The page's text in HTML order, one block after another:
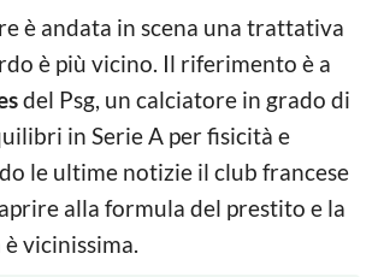
è andata in scena una trattativa
è più vicino. Il riferimento è a
del Psg, un calciatore in grado di
in Serie A per fisicità e
le ultime notizie il club francese
alla formula del prestito e la
vicinissima.